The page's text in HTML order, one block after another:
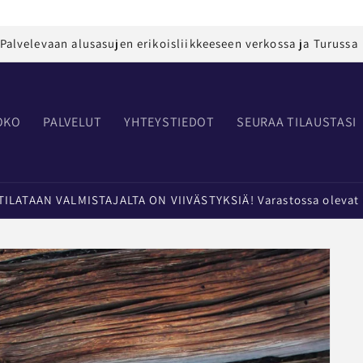
Palvelevaan alusasujen erikoisliikkeeseen verkossa ja Turussa
PALVELUT YHTEYSTIEDOT SEURAA TILAUSTASI
VALMISTAJALTA ON VIIVÄSTYKSIÄ! Varastossa